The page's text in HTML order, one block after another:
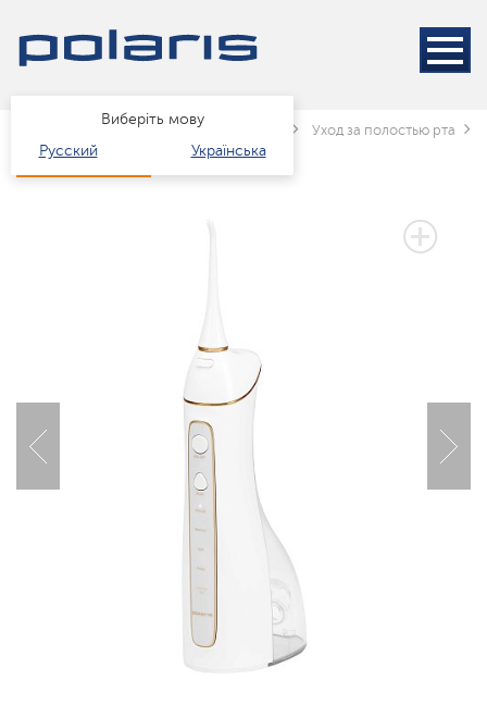
Виберіть мову
Русский
Українська
Каталог краса і здоров'я Уход за полостью рта
2 РОКИ ГАРАНТІЇ